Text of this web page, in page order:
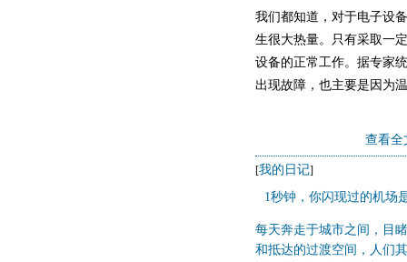
我们都知道，对于电子设
生很大热量。只有采取一
设备的正常工作。据专家
出现故障，也主要是因为
因此为了延长电子设备的
加散热器的散热面积，合
查看全
[我的日记]
1秒钟，你闪现过的机场
每天奔走于城市之间，目
和抵达的过渡空间，人们